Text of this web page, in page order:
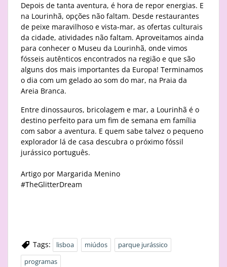
Depois de tanta aventura, é hora de repor energias. E
na Lourinhã, opções não faltam. Desde restaurantes
de peixe maravilhoso e vista-mar, as ofertas culturais
da cidade, atividades não faltam. Aproveitamos ainda
para conhecer o Museu da Lourinhã, onde vimos
fósseis autênticos encontrados na região e que são
alguns dos mais importantes da Europa! Terminamos
o dia com um gelado ao som do mar, na Praia da
Areia Branca.
Entre dinossauros, bricolagem e mar, a Lourinhã é o
destino perfeito para um fim de semana em família
com sabor a aventura. E quem sabe talvez o pequeno
explorador lá de casa descubra o próximo fóssil
jurássico português.
Artigo por Margarida Menino
#TheGlitterDream
Tags: lisboa miúdos
parque jurássico
programas